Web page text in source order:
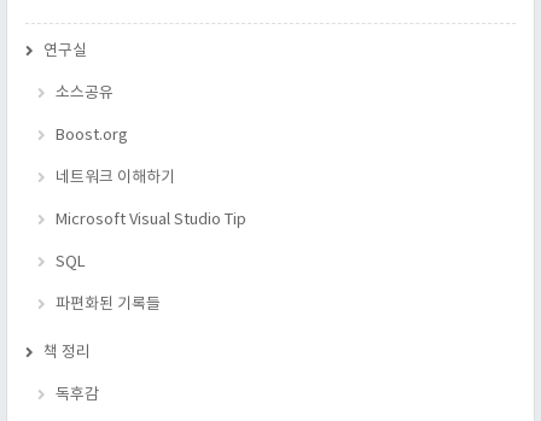
연구실
소스공유
Boost.org
네트워크 이해하기
Microsoft Visual Studio Tip
SQL
파편화된 기록들
책 정리
독후감